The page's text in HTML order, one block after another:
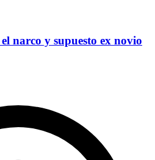
narco y supuesto ex novio